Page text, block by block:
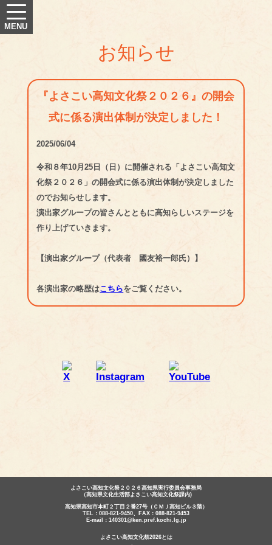
お知らせ
『よさこい高知文化祭２０２６』の開会
式に係る演出体制が決定しました！
2025/06/04
令和８年10月25日（日）に開催される「よさこい高知文
化祭２０２６」の開会式に係る演出体制が決定しました
のでお知らせします。
演出家グループの皆さんとともに高知らしいステージを
作り上げていきます。
【演出家グループ（代表者 國友裕一郎氏）】
各演出家の略歴はこちらをご覧ください。
よさこい高知文化祭２０２６高知県実行委員会事務局
（高知県文化生活部よさこい高知文化祭課内)
高知県高知市本町２丁目２番27号（ＣＭＪ高知ビル３階）
TEL：088-821-9450、FAX：088-821-9453
E-mail：140301@ken.pref.kochi.lg.jp
よさこい高知文化祭2026とは